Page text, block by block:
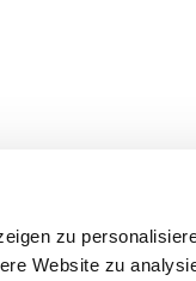
zu
Website zu